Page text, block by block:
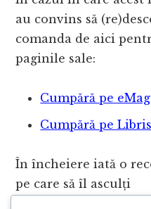
au convins să
comanda de aici
paginile sale:
Cumpără pe eMag
Cumpără pe Libris
În încheiere iată o
pe care să îl asculți